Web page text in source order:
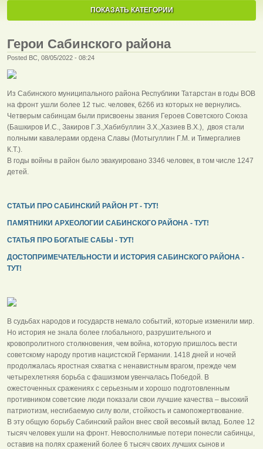
ПОКАЗАТЬ КАТЕГОРИИ
Герои Сабинского района
Posted ВС, 08/05/2022 - 08:24
Из Сабинского муниципального района Республики Татарстан в годы ВОВ
на фронт ушли более 12 тыс. человек, 6266 из которых не вернулись.
Четверым сабинцам были присвоены звания Героев Советского Союза
(Башкиров И.С., Закиров Г.З.,Хабибуллин З.Х.,Хазиев В.Х.), двоя стали
полными кавалерами ордена Славы (Мотыгуллин Г.М. и Тимергалиев
К.Т.).
В годы войны в район было эвакуировано 3346 человек, в том числе 1247
детей.
СТАТЬИ ПРО САБИНСКИЙ РАЙОН РТ - ТУТ!
ПАМЯТНИКИ АРХЕОЛОГИИ САБИНСКОГО РАЙОНА - ТУТ!
СТАТЬЯ ПРО БОГАТЫЕ САБЫ - ТУТ!
ДОСТОПРИМЕЧАТЕЛЬНОСТИ И ИСТОРИЯ САБИНСКОГО РАЙОНА -
ТУТ!
В судьбах народов и государств немало событий, которые изменили мир.
Но история не знала более глобального, разрушительного и
кровопролитного столкновения, чем война, которую пришлось вести
советскому народу против нацистской Германии. 1418 дней и ночей
продолжалась яростная схватка с ненавистным врагом, прежде чем
четырехлетняя борьба с фашизмом увенчалась Победой. В
ожесточенных сражениях с серьезным и хорошо подготовленным
противником советские люди показали свои лучшие качества – высокий
патриотизм, несгибаемую силу воли, стойкость и самопожертвование.
В эту общую борьбу Сабинский район внес свой весомый вклад. Более 12
тысяч человек ушли на фронт. Невосполнимые потери понесли сабинцы,
оставив на полях сражений более 6 тысяч своих лучших сынов и